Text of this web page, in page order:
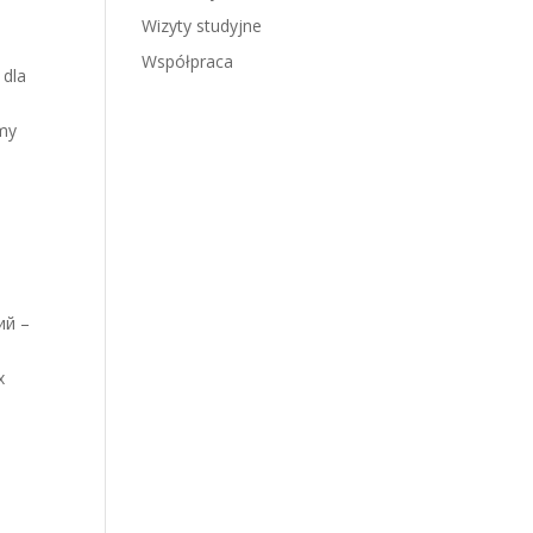
–
Wizyty studyjne
Współpraca